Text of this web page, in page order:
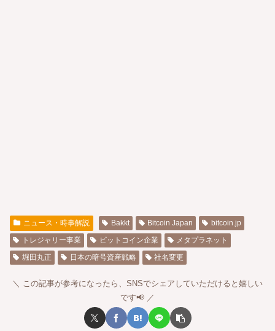
ニュース・時事解説 Bakkt Bitcoin Japan
bitcoin.jp
トレジャリー事業
ビットコイン企業
メタプラネット
堀田丸正
日本の暗号資産戦略 社名変更
この記事が参考になったら、SNSでシェアしていただけると嬉しい
です📢